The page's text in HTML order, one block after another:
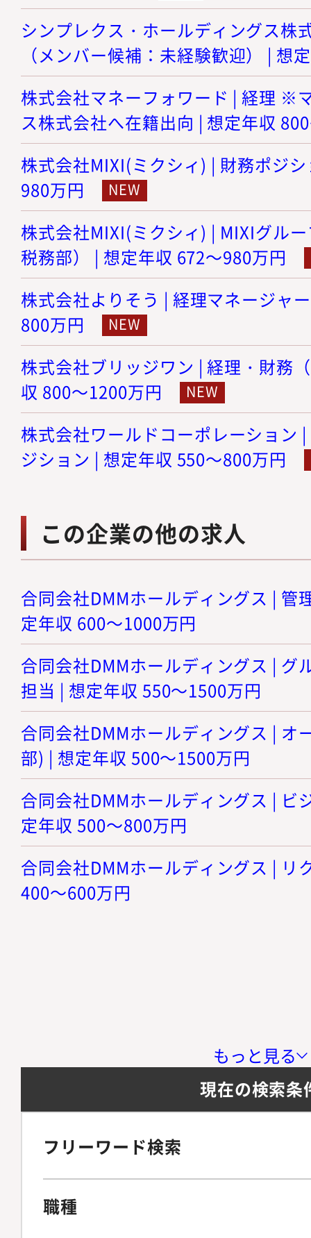
シンプレクス・ホールディングス株
（メンバー候補：未経験歓迎） | 想
株式会社マネーフォワード | 経理 ※
ス株式会社へ在籍出向 | 想定年収
株式会社MIXI(ミクシィ) | 財務ポジ
980万円
株式会社MIXI(ミクシィ) | MIXIグル
税務部） | 想定年収 672～980万円
株式会社よりそう | 経理マネージャ
800万円
株式会社ブリッジワン | 経理・財務
収 800～1200万円
株式会社ワールドコーポレーション
ジション | 想定年収 550～800万円
この企業の他の求人
合同会社DMMホールディングス | 管
定年収 600～1000万円
合同会社DMMホールディングス |
担当 | 想定年収 550～1500万円
合同会社DMMホールディングス | オ
部) | 想定年収 500～1500万円
合同会社DMMホールディングス | ビ
定年収 500～800万円
合同会社DMMホールディングス | リ
400～600万円
もっと見る
現在の検索条
フリーワード検索
職種